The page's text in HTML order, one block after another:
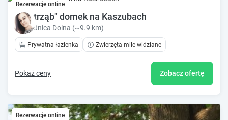
Rezerwacje online
,,Jastrząb" domek na Kaszubach
Brodnica Dolna (~9.9 km)
Prywatna łazienka Zwierzęta mile widziane
Pokaż ceny Zobacz ofertę
Rezerwacje online